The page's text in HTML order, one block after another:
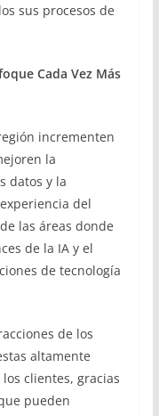
sus procesos de
Cada Vez Más
incrementen
la
datos y la
del
las áreas donde
de la IA y el
de tecnología
de los
altamente
clientes, gracias
pueden